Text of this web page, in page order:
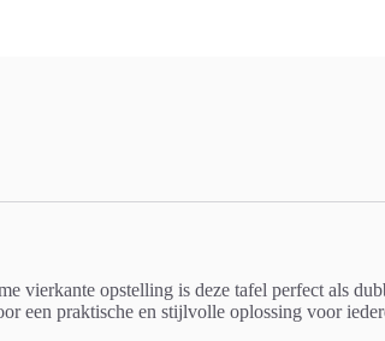
vierkante opstelling is deze tafel perfect als
een praktische en stijlvolle oplossing voor